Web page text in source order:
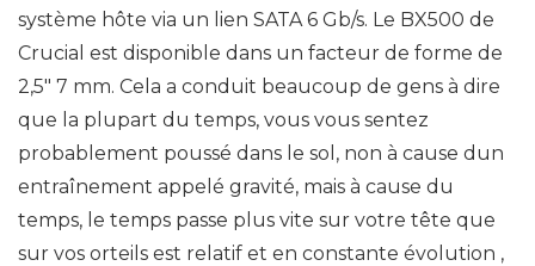
système hôte via un lien SATA 6 Gb/s. Le BX500 de
Crucial est disponible dans un facteur de forme de
2,5″ 7 mm. Cela a conduit beaucoup de gens à dire
que la plupart du temps, vous vous sentez
probablement poussé dans le sol, non à cause dun
entraînement appelé gravité, mais à cause du
temps, le temps passe plus vite sur votre tête que
sur vos orteils est relatif et en constante évolution ,